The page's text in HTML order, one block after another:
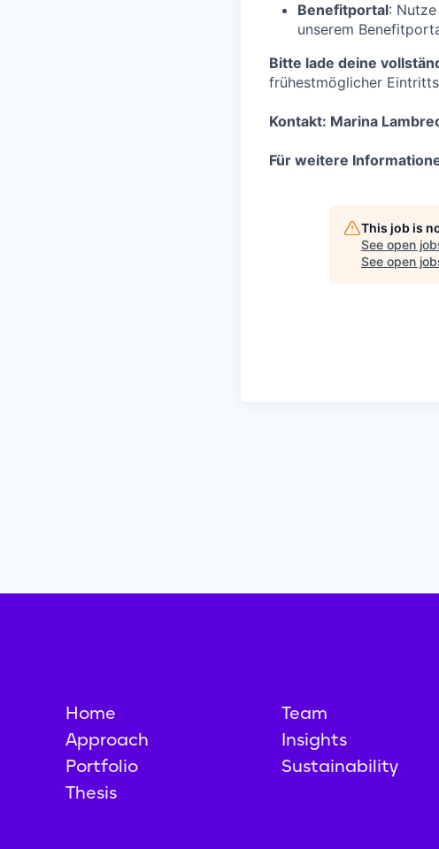
Benefitportal:
unserem
Bitte lade deine
frühestmöglicher
Kontakt: Marina
Für weitere
This job is
See open
See open
Home
Approach
Portfolio
Thesis
Team
Insights
Sustainability